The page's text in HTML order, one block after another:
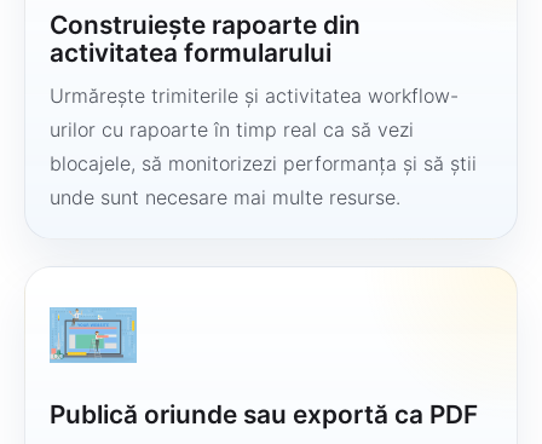
Construiește rapoarte din
activitatea formularului
Urmărește trimiterile și activitatea workflow-
urilor cu rapoarte în timp real ca să vezi
blocajele, să monitorizezi performanța și să știi
unde sunt necesare mai multe resurse.
Publică oriunde sau exportă ca PDF